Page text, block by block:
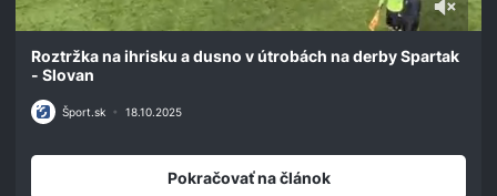
seconds
minute,
Roztržka na ihrisku a dusno v útrobách na derby Spartak
- Slovan
Šport.sk • 18.10.2025
Pokračovať na článok